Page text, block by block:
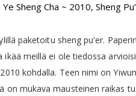
Sheng Cha ~ 2010, Sheng
paketoitu sheng pu'er.
ikää meillä ei ole tiedossa
kohdalla. Teen nimi on
on mukava mausteinen raikas